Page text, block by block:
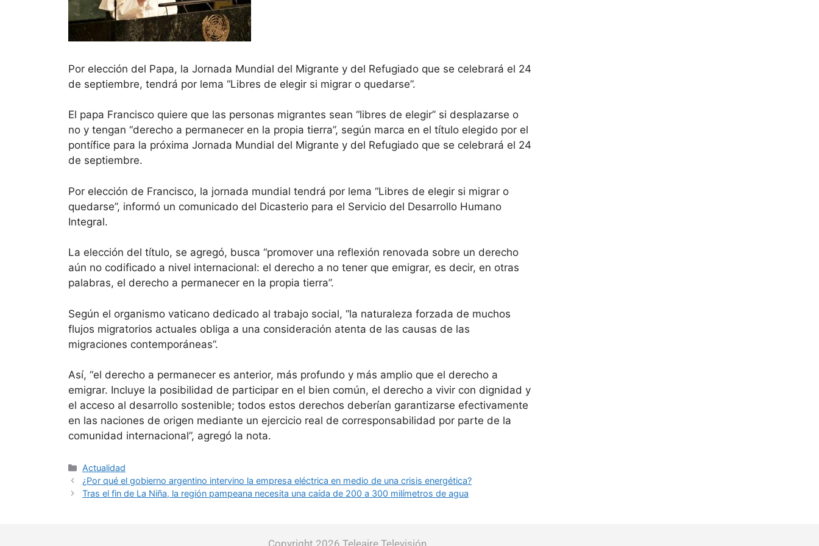
Por elección del Papa, la Jornada Mundial del Migrante y del Refugiado que se celebrará el 24
de septiembre, tendrá por lema “Libres de elegir si migrar o quedarse”.
El papa Francisco quiere que las personas migrantes sean “libres de elegir” si desplazarse o
no y tengan “derecho a permanecer en la propia tierra”, según marca en el título elegido por el
pontífice para la próxima Jornada Mundial del Migrante y del Refugiado que se celebrará el 24
de septiembre.
Por elección de Francisco, la jornada mundial tendrá por lema “Libres de elegir si migrar o
quedarse”, informó un comunicado del Dicasterio para el Servicio del Desarrollo Humano
Integral.
La elección del título, se agregó, busca “promover una reflexión renovada sobre un derecho
aún no codificado a nivel internacional: el derecho a no tener que emigrar, es decir, en otras
palabras, el derecho a permanecer en la propia tierra”.
Según el organismo vaticano dedicado al trabajo social, “la naturaleza forzada de muchos
flujos migratorios actuales obliga a una consideración atenta de las causas de las
migraciones contemporáneas”.
Así, “el derecho a permanecer es anterior, más profundo y más amplio que el derecho a
emigrar. Incluye la posibilidad de participar en el bien común, el derecho a vivir con dignidad y
el acceso al desarrollo sostenible; todos estos derechos deberían garantizarse efectivamente
en las naciones de origen mediante un ejercicio real de corresponsabilidad por parte de la
comunidad internacional”, agregó la nota.
Actualidad
¿Por qué el gobierno argentino intervino la empresa eléctrica en medio de una crisis energética?
Tras el fin de La Niña, la región pampeana necesita una caída de 200 a 300 milímetros de agua
Copyright 2026 Teleaire Televisión